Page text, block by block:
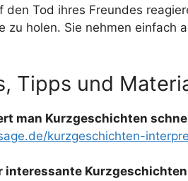
den Tod ihres Freundes
zu holen. Sie nehmen einfach
Tipps und
man Kurzgeschichten
kurzgeschichten-
interessante